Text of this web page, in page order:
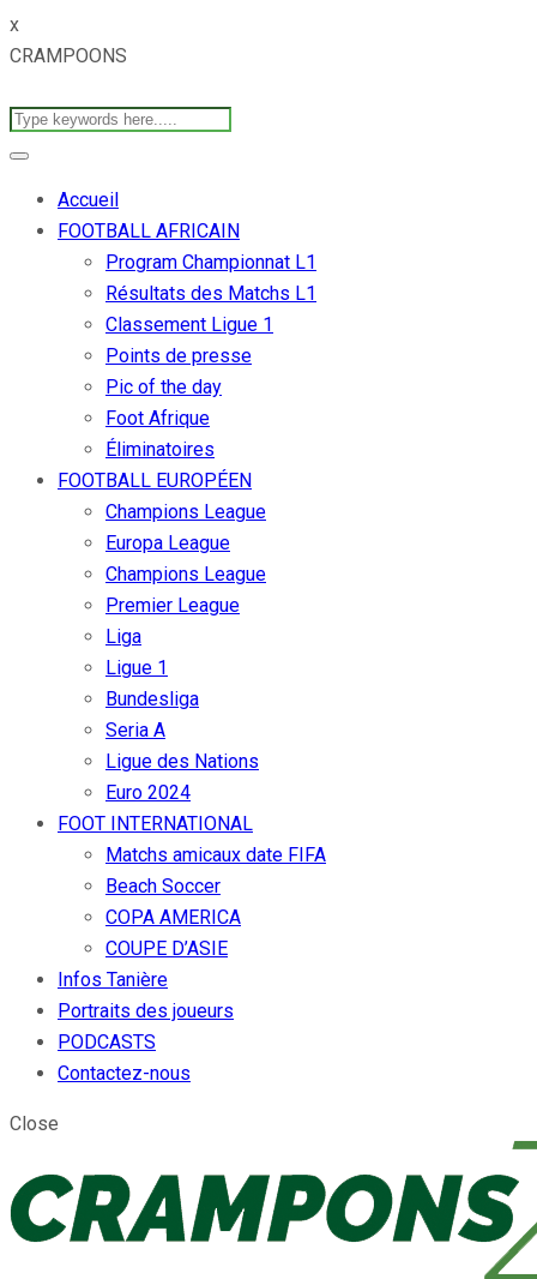
x
CRAMPOONS
Accueil
FOOTBALL AFRICAIN
Program Championnat L1
Résultats des Matchs L1
Classement Ligue 1
Points de presse
Pic of the day
Foot Afrique
Éliminatoires
FOOTBALL EUROPÉEN
Champions League
Europa League
Champions League
Premier League
Liga
Ligue 1
Bundesliga
Seria A
Ligue des Nations
Euro 2024
FOOT INTERNATIONAL
Matchs amicaux date FIFA
Beach Soccer
COPA AMERICA
COUPE D’ASIE
Infos Tanière
Portraits des joueurs
PODCASTS
Contactez-nous
Close